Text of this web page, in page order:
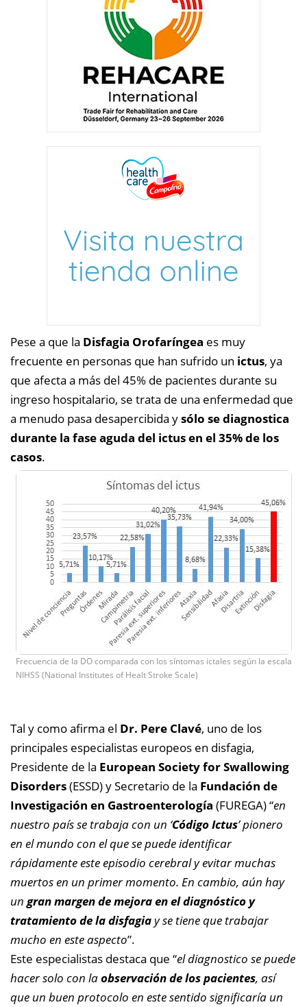
Pese a que la Disfagia Orofaríngea es muy
frecuente en personas que han sufrido un ictus, ya
que afecta a más del 45% de pacientes durante su
ingreso hospitalario, se trata de una enfermedad que
a menudo pasa desapercibida ysólo se diagnostica
durante la fase aguda del ictus en el 35% de los
casos.
Frecuencia de la DO comparada con los síntomas ictales según la escala
NIHSS (National Institutes of Healt Stroke Scale)
Tal y como afirma el Dr. Pere Clavé, uno de los
principales especialistas europeos en disfagia,
Presidente de la European Society for Swallowing
Disorders(ESSD) y Secretario de la Fundación de
Investigación en Gastroenterología (FUREGA) “en
nuestro país se trabaja con un ‘Código Ictus’ pionero
en el mundo con el que se puede identificar
rápidamente este episodio cerebral y evitar muchas
muertos en un primer momento. En cambio, aún hay
un gran margen de mejora en el diagnóstico y
tratamiento de la disfagiay se tiene que trabajar
mucho en este aspecto”.
Este especialistas destaca que “el diagnostico se puede
hacer solo con laobservación de los pacientes, así
que un buen protocolo en este sentido significaría un